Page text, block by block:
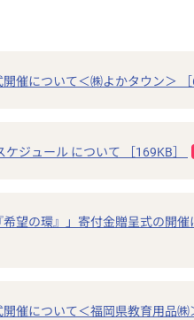
開催について＜㈱よかタウン＞ ［
ジュール について ［169KB］
希望の環』」寄付金贈呈式の開
開催について＜福岡県教育用品㈱